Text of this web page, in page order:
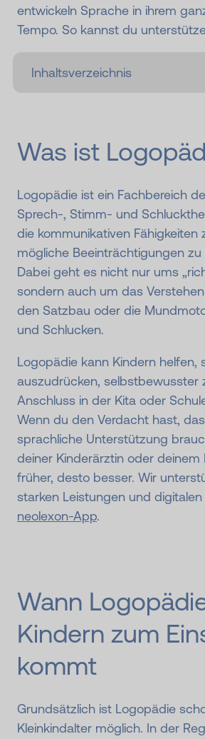
entwickeln Sprache in ihrem
Tempo. So kannst du
Was ist
Logopädie ist ein Fachbereich
Sprech-, Stimm- und
die kommunikativen Fähigkeiten
mögliche Beeinträchtigungen zu
Dabei geht es nicht nur ums
sondern auch um das
den Satzbau oder die
und Schlucken.
Logopädie kann Kindern helfen,
auszudrücken, selbstbewusster
Anschluss in der Kita oder
Wenn du den Verdacht hast,
sprachliche Unterstützung
deiner Kinderärztin oder deinem
früher, desto besser. Wir
starken Leistungen und digitalen
neolexon-App.
Wann
Kindern zum
kommt
Grundsätzlich ist Logopädie
Kleinkindalter möglich. In der